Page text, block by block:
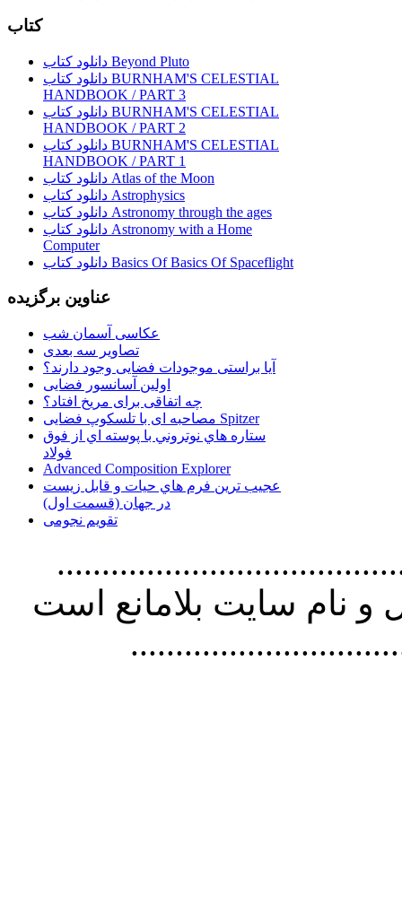
کتاب
دانلود کتاب Beyond Pluto
دانلود کتاب BURNHAM'S CELESTIAL
HANDBOOK / PART 3
دانلود کتاب BURNHAM'S CELESTIAL
HANDBOOK / PART 2
دانلود کتاب BURNHAM'S CELESTIAL
HANDBOOK / PART 1
دانلود کتاب Atlas of the Moon
دانلود کتاب Astrophysics
دانلود کتاب Astronomy through the ages
دانلود کتاب Astronomy with a Home
Computer
دانلود کتاب Basics Of Basics Of Spaceflight
عناوین برگزیده
عکاسی آسمان شب
تصاویر سه بعدی
آیا براستی موجودات فضایی وجود دارند؟
اولین آسانسور فضایی
چه اتفاقی برای مریخ افتاد؟
مصاحبه ای با تلسکوپ فضایی Spitzer
ستاره هاي نوتروني با پوسته اي از فوق
فولاد
Advanced Composition Explorer
عجیب ترین فرم هاي حيات و قابل زيست
در جهان (قسمت اول)
تقویم نجومی
استفاده از
نام سايت بلامانع است